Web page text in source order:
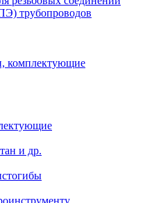
трубопроводов
комплектующие
и др.